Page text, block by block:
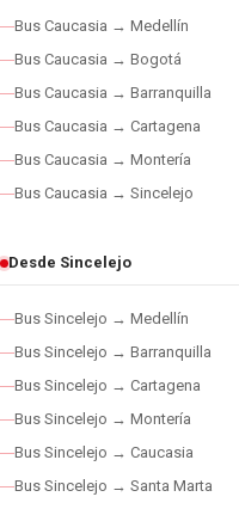
Bus Caucasia → Medellín
Bus Caucasia → Bogotá
Bus Caucasia → Barranquilla
Bus Caucasia → Cartagena
Bus Caucasia → Montería
Bus Caucasia → Sincelejo
Desde Sincelejo
Bus Sincelejo → Medellín
Bus Sincelejo → Barranquilla
Bus Sincelejo → Cartagena
Bus Sincelejo → Montería
Bus Sincelejo → Caucasia
Bus Sincelejo → Santa Marta